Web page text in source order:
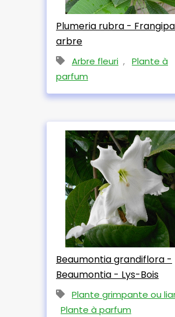
Plumeria rubra -
arbre
Arbre fleuri , Plante à
parfum
Beaumontia grandiflora -
Beaumontia - Lys-Bois
Plante grimpante ou
Plante à parfum